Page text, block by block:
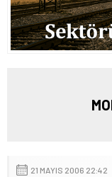
21 MAYIS 2006 22:42